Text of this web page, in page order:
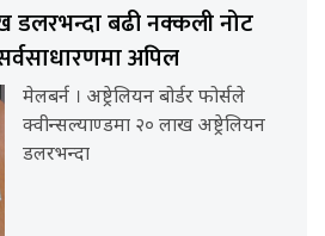
डलरभन्दा बढी नक्कली नोट
अपिल
मेलबर्न । अष्ट्रेलियन बोर्डर फोर्सले
क्वीन्सल्याण्डमा २० लाख अष्ट्रेलियन
डलरभन्दा